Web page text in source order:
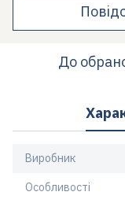
До
Виробник
Особливості